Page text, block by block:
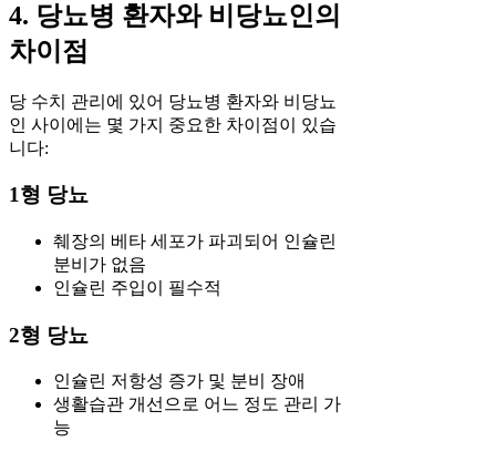
4. 당뇨병 환자와 비당뇨인의
차이점
당 수치 관리에 있어 당뇨병 환자와 비당뇨
인 사이에는 몇 가지 중요한 차이점이 있습
니다:
1형 당뇨
췌장의 베타 세포가 파괴되어 인슐린
분비가 없음
인슐린 주입이 필수적
2형 당뇨
인슐린 저항성 증가 및 분비 장애
생활습관 개선으로 어느 정도 관리 가
능